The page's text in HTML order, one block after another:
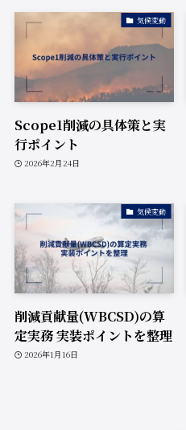
気候変動
Scope1削減の具体策と実
行ポイント
2026年2月24日
気候変動
削減貢献量(WBCSD)の算
定実務 実装ポイントを整理
2026年1月16日